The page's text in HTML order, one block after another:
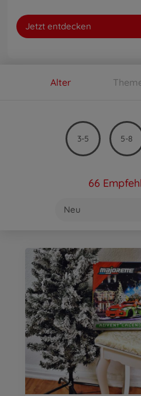
Jetzt entdecken
Alter
3-5 5-8
66
Neu